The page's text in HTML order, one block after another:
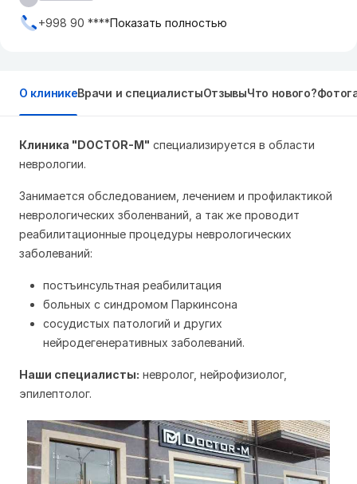
+998 90 ****Показать полностью
О клиникеВрачи и специалистыОтзывыЧто нового?
Клиника "DOCTOR-M" специализируется в области
неврологии.
Занимается обследованием, лечением и профилактикой
неврологических зболенваний, а так же проводит
реабилитационные процедуры неврологических
заболеваний:
постъинсультная реабилитация
больных с синдромом Паркинсона
сосудистых патологий и других
нейродегенеративных заболеваний.
Наши специалисты: невролог, нейрофизиолог,
эпилептолог.